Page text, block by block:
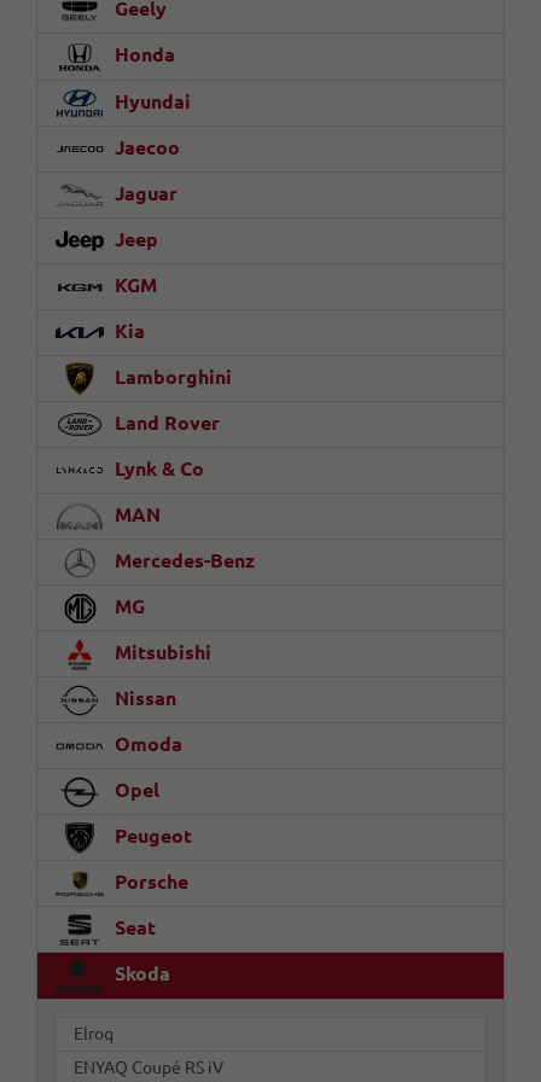
Geely
Honda
Hyundai
Jaecoo
Jaguar
Jeep
KGM
Kia
Lamborghini
Land Rover
Lynk & Co
MAN
Mercedes-Benz
MG
Mitsubishi
Nissan
Omoda
Opel
Peugeot
Porsche
Seat
Skoda
Elroq
ENYAQ Coupé RS iV